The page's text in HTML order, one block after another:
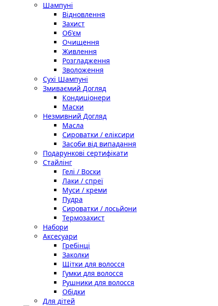
Шампуні
Відновлення
Захист
Об'єм
Очищення
Живлення
Розгладження
Зволоження
Сухі Шампуні
Змиваємий Догляд
Кондиціонери
Маски
Незмивний Догляд
Масла
Сироватки / еліксири
Засоби від випадання
Подарункові сертифікати
Стайлінг
Гелі / Воски
Лаки / спреї
Муси / креми
Пудра
Сироватки / лосьйони
Термозахист
Набори
Аксесуари
Гребінці
Заколки
Щітки для волосся
Гумки для волосся
Рушники для волосся
Обідки
Для дітей